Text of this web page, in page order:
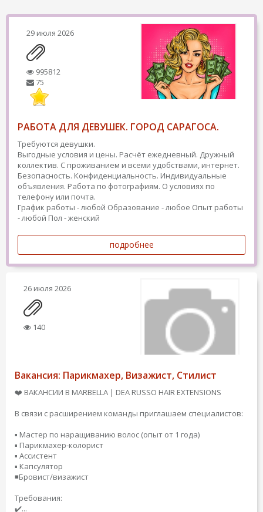
29 июля 2026
995812
75
РАБОТА ДЛЯ ДЕВУШЕК. ГОРОД САРАГОСА.
Требуются девушки.
Выгодные условия и цены. Расчёт ежедневный. Дружный
коллектив. С проживанием и всеми удобствами, интернет.
Безопасность. Конфиденциальность. Индивидуальные
объявления. Работа по фотографиям. О условиях по
телефону или почта.
График работы - любой Образование - любое Опыт работы
- любой Пол - женский
подробнее
26 июля 2026
140
Вакансия: Парикмахер, Визажист, Стилист
❤️ ВАКАНСИИ В MARBELLA | DEA RUSSO HAIR EXTENSIONS
В связи с расширением команды приглашаем специалистов:
▪️ Мастер по наращиванию волос (опыт от 1 года)
▪️ Парикмахер-колорист
▪️ Ассистент
▪️ Капсулятор
◾️Бровист/визажист
Требования:
✔️...